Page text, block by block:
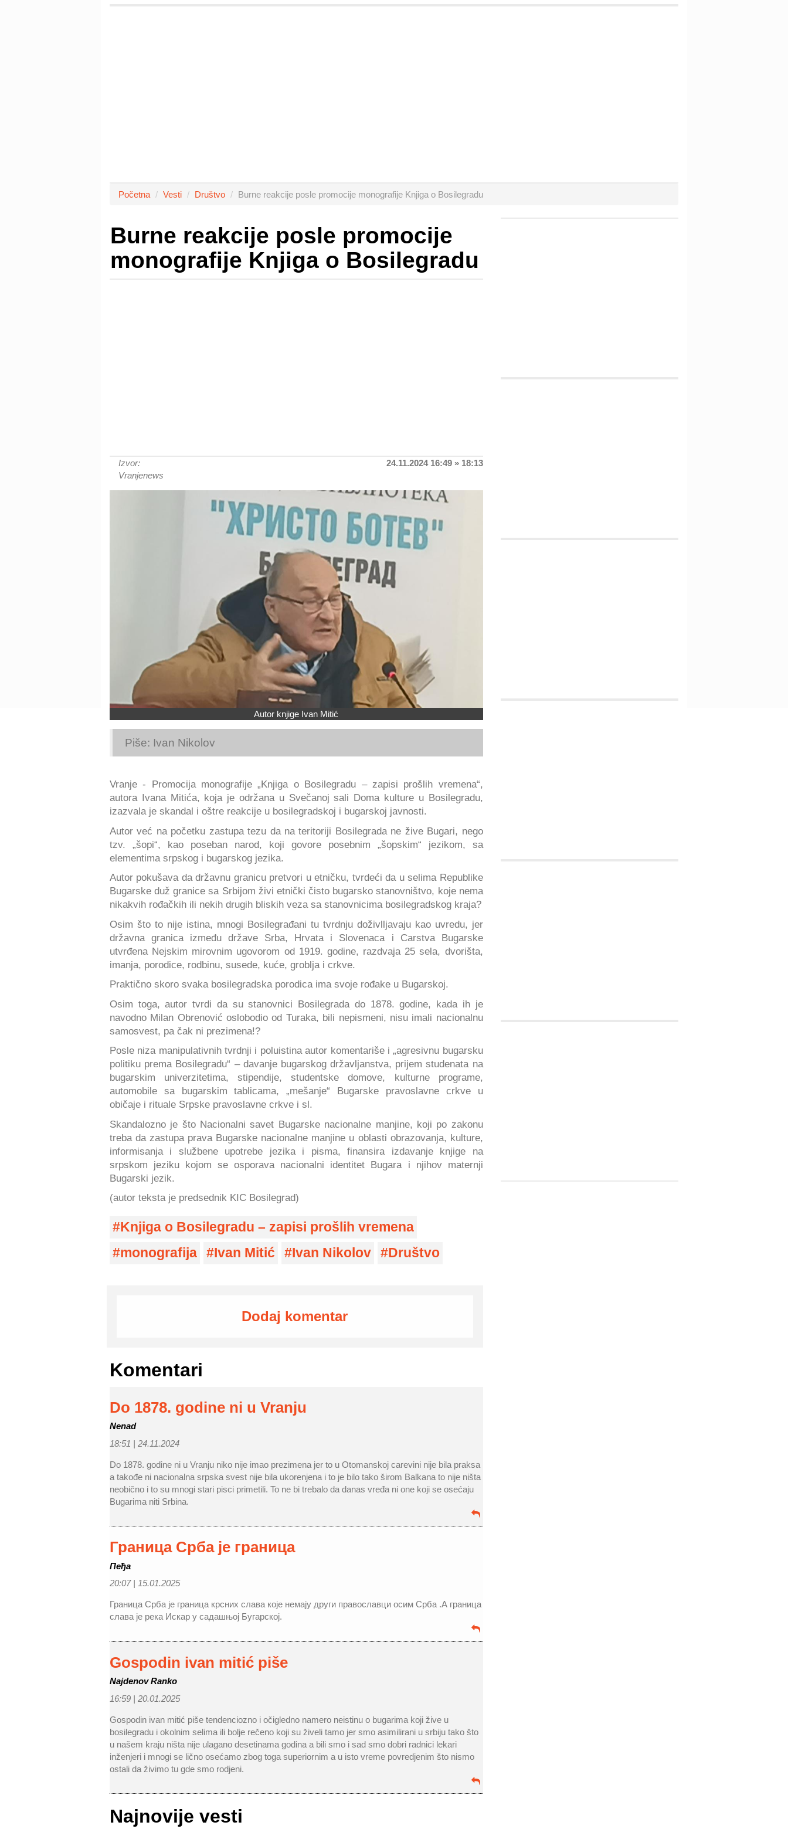
Početna Vesti Društvo Burne reakcije posle promocije monografije Knjiga o Bosilegradu
Burne reakcije posle promocije
monografije Knjiga o Bosilegradu
Izvor:
Vranjenews
24.11.2024 16:49 » 18:13
Autor knjige Ivan Mitić
Piše: Ivan Nikolov
Vranje - Promocija monografije „Knjiga o Bosilegradu – zapisi prošlih vremena“,
autora Ivana Mitića, koja je održana u Svečanoj sali Doma kulture u Bosilegradu,
izazvala je skandal i oštre reakcije u bosilegradskoj i bugarskoj javnosti.
Autor već na početku zastupa tezu da na teritoriji Bosilegrada ne žive Bugari, nego
tzv. „šopi“, kao poseban narod, koji govore posebnim „šopskim“ jezikom, sa
elementima srpskog i bugarskog jezika.
Autor pokušava da državnu granicu pretvori u etničku, tvrdeći da u selima Republike
Bugarske duž granice sa Srbijom živi etnički čisto bugarsko stanovništvo, koje nema
nikakvih rođačkih ili nekih drugih bliskih veza sa stanovnicima bosilegradskog kraja?
Osim što to nije istina, mnogi Bosilegrađani tu tvrdnju doživlljavaju kao uvredu, jer
državna granica između države Srba, Hrvata i Slovenaca i Carstva Bugarske
utvrđena Nejskim mirovnim ugovorom od 1919. godine, razdvaja 25 sela, dvorišta,
imanja, porodice, rodbinu, susede, kuće, groblja i crkve.
Praktično skoro svaka bosilegradska porodica ima svoje rođake u Bugarskoj.
Osim toga, autor tvrdi da su stanovnici Bosilegrada do 1878. godine, kada ih je
navodno Milan Obrenović oslobodio od Turaka, bili nepismeni, nisu imali nacionalnu
samosvest, pa čak ni prezimena!?
Posle niza manipulativnih tvrdnji i poluistina autor komentariše i „agresivnu bugarsku
politiku prema Bosilegradu“ – davanje bugarskog državljanstva, prijem studenata na
bugarskim univerzitetima, stipendije, studentske domove, kulturne programe,
automobile sa bugarskim tablicama, „mešanje“ Bugarske pravoslavne crkve u
običaje i rituale Srpske pravoslavne crkve i sl.
Skandalozno je što Nacionalni savet Bugarske nacionalne manjine, koji po zakonu
treba da zastupa prava Bugarske nacionalne manjine u oblasti obrazovanja, kulture,
informisanja i službene upotrebe jezika i pisma, finansira izdavanje knjige na
srpskom jeziku kojom se osporava nacionalni identitet Bugara i njihov maternji
Bugarski jezik.
(autor teksta je predsednik KIC Bosilegrad)
Knjiga o Bosilegradu – zapisi prošlih vremena
monografija
Ivan Mitić Ivan Nikolov Društvo
Dodaj komentar
Komentari
Do 1878. godine ni u Vranju
Nenad
18:51 | 24.11.2024
Do 1878. godine ni u Vranju niko nije imao prezimena jer to u Otomanskoj carevini nije bila praksa
a takođe ni nacionalna srpska svest nije bila ukorenjena i to je bilo tako širom Balkana to nije ništa
neobično i to su mnogi stari pisci primetili. To ne bi trebalo da danas vređa ni one koji se osećaju
Bugarima niti Srbina.
Граница Срба је граница
Пеђа
20:07 | 15.01.2025
Граница Срба је граница крсних слава које немају други православци осим Срба .А граница
слава је река Искар у садашњој Бугарској.
Gospodin ivan mitić piše
Najdenov Ranko
16:59 | 20.01.2025
Gospodin ivan mitić piše tendenciozno i očigledno namero neistinu o bugarima koji žive u
bosilegradu i okolnim selima ili bolje rečeno koji su živeli tamo jer smo asimilirani u srbiju tako što
u našem kraju ništa nije ulagano desetinama godina a bili smo i sad smo dobri radnici lekari
inženjeri i mnogi se lično osećamo zbog toga superiornim a u isto vreme povredjenim što nismo
ostali da živimo tu gde smo rodjeni.
Najnovije vesti